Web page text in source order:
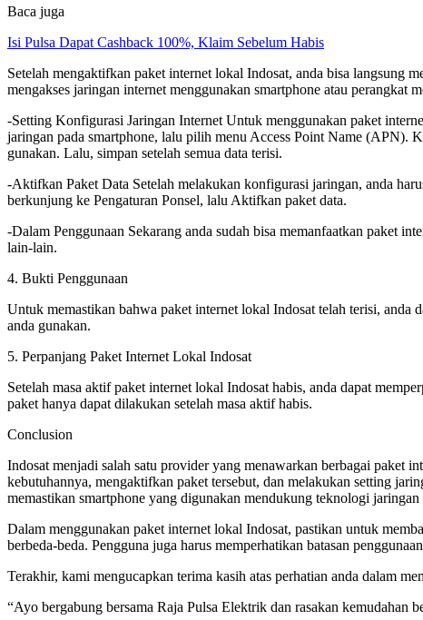
Baca juga
Isi Pulsa Dapat Cashback 100%, Klaim Sebelum Habis
Setelah mengaktifkan paket internet lokal Indosat, anda bisa langsung
mengakses jaringan internet menggunakan smartphone atau perangkat
-Setting Konfigurasi Jaringan Internet Untuk menggunakan paket
jaringan pada smartphone, lalu pilih menu Access Point Name (APN).
gunakan. Lalu, simpan setelah semua data terisi.
-Aktifkan Paket Data Setelah melakukan konfigurasi jaringan, anda
berkunjung ke Pengaturan Ponsel, lalu Aktifkan paket data.
-Dalam Penggunaan Sekarang anda sudah bisa memanfaatkan paket
lain-lain.
4. Bukti Penggunaan
Untuk memastikan bahwa paket internet lokal Indosat telah terisi, anda
anda gunakan.
5. Perpanjang Paket Internet Lokal Indosat
Setelah masa aktif paket internet lokal Indosat habis, anda dapat
paket hanya dapat dilakukan setelah masa aktif habis.
Conclusion
Indosat menjadi salah satu provider yang menawarkan berbagai paket
kebutuhannya, mengaktifkan paket tersebut, dan melakukan setting
memastikan smartphone yang digunakan mendukung teknologi
Dalam menggunakan paket internet lokal Indosat, pastikan untuk
berbeda-beda. Pengguna juga harus memperhatikan batasan
Terakhir, kami mengucapkan terima kasih atas perhatian anda dalam
“Ayo bergabung bersama Raja Pulsa Elektrik dan rasakan kemudahan